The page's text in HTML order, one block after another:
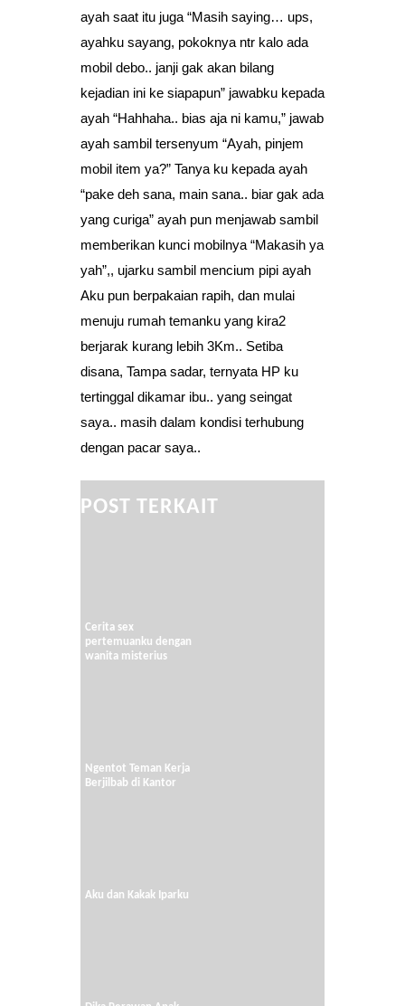
ayah saat itu juga “Masih saying… ups,
ayahku sayang, pokoknya ntr kalo ada
mobil debo.. janji gak akan bilang
kejadian ini ke siapapun” jawabku kepada
ayah “Hahhaha.. bias aja ni kamu,” jawab
ayah sambil tersenyum “Ayah, pinjem
mobil item ya?” Tanya ku kepada ayah
“pake deh sana, main sana.. biar gak ada
yang curiga” ayah pun menjawab sambil
memberikan kunci mobilnya “Makasih ya
yah”,, ujarku sambil mencium pipi ayah
Aku pun berpakaian rapih, dan mulai
menuju rumah temanku yang kira2
berjarak kurang lebih 3Km.. Setiba
disana, Tampa sadar, ternyata HP ku
tertinggal dikamar ibu.. yang seingat
saya.. masih dalam kondisi terhubung
dengan pacar saya..
POST TERKAIT
Cerita sex
pertemuanku dengan
wanita misterius
Ngentot Teman Kerja
Berjilbab di Kantor
Aku dan Kakak Iparku